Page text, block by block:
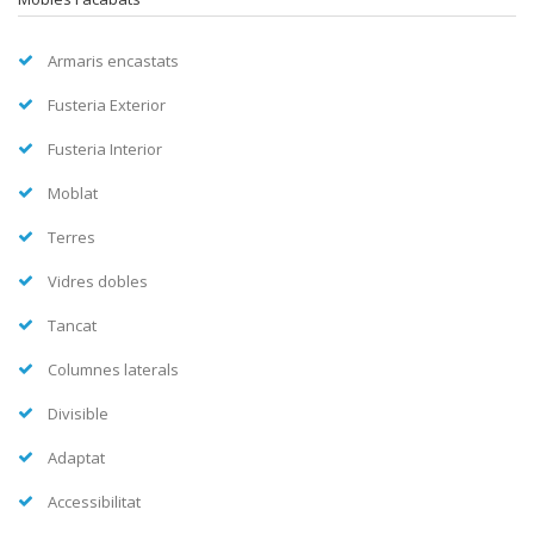
Armaris encastats
Fusteria Exterior
Fusteria Interior
Moblat
Terres
Vidres dobles
Tancat
Columnes laterals
Divisible
Adaptat
Accessibilitat